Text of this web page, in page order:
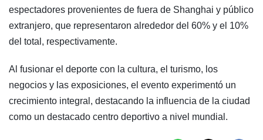
espectadores provenientes de fuera de Shanghai y público
extranjero, que representaron alrededor del 60% y el 10%
del total, respectivamente.
Al fusionar el deporte con la cultura, el turismo, los
negocios y las exposiciones, el evento experimentó un
crecimiento integral, destacando la influencia de la ciudad
como un destacado centro deportivo a nivel mundial.